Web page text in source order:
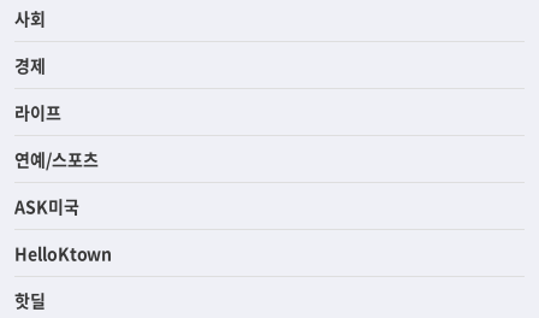
사회
경제
라이프
연예/스포츠
ASK미국
HelloKtown
핫딜